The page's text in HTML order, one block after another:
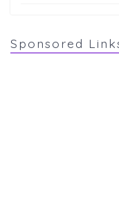
Sponsored